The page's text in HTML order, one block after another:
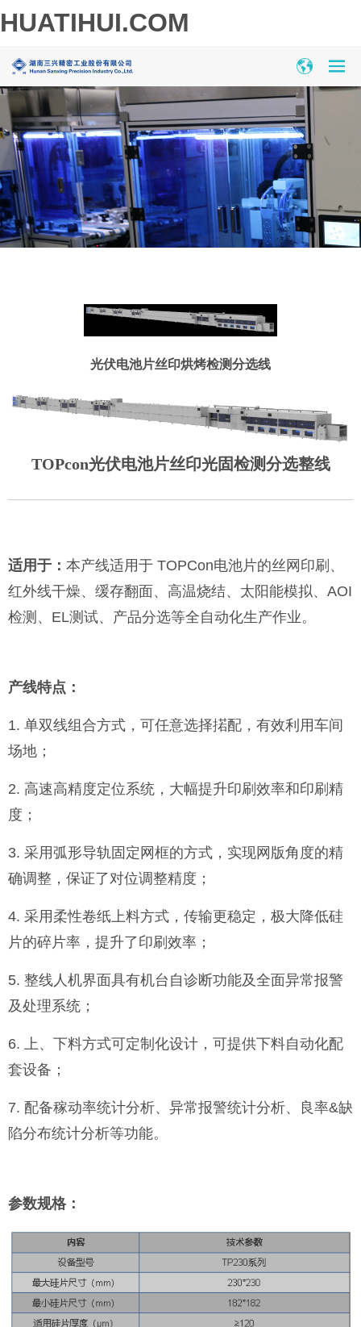
HUATIHUI.COM
光伏电池片丝印烘烤检测分选线
TOPcon光伏电池片丝印光固检测分选整线
适用于： 本产线适用于 TOPCon电池片的丝网印刷、
红外线干燥、缓存翻面、高温烧结、太阳能模拟、AOI
检测、EL测试、产品分选等全自动化生产作业。
产线特点：
1. 单双线组合方式，可任意选择掿配，有效利用车间
场地；
2. 高速高精度定位系统，大幅提升印刷效率和印刷精
度；
3. 采用弧形导轨固定网框的方式，实现网版角度的精
确调整，保证了对位调整精度；
4. 采用柔性卷纸上料方式，传输更稳定，极大降低硅
片的碎片率，提升了印刷效率；
5. 整线人机界面具有机台自诊断功能及全面异常报警
及处理系统；
6. 上、下料方式可定制化设计，可提供下料自动化配
套设备；
7. 配备稼动率统计分析、异常报警统计分析、良率&缺
陷分布统计分析等功能。
参数规格：